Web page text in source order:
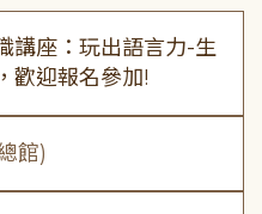
講座：玩出語言力-生
歡迎報名參加!
館)